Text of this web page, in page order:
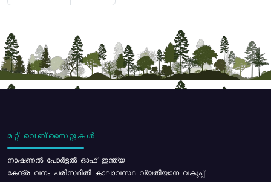
മറ്റ് വെബ്സൈറ്റുകൾ
നാഷണൽ പോർട്ടൽ ഓഫ് ഇന്ത്യ
കേന്ദ്ര വനം പരിസ്ഥിതി കാലാവസ്ഥ വ്യതിയാന വകുപ്പ്